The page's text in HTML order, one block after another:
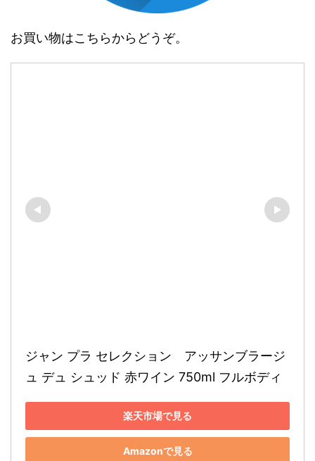
お買い物はこちらからどうぞ。
ジャン プラ セレクション　アッサンブラージ
ュ デュ シュッド 赤ワイン 750ml フルボディ
楽天市場で見る
Amazonで見る